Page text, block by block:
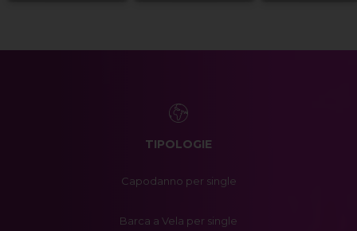
TIPOLOGIE
Capodanno per single
Barca a Vela per single